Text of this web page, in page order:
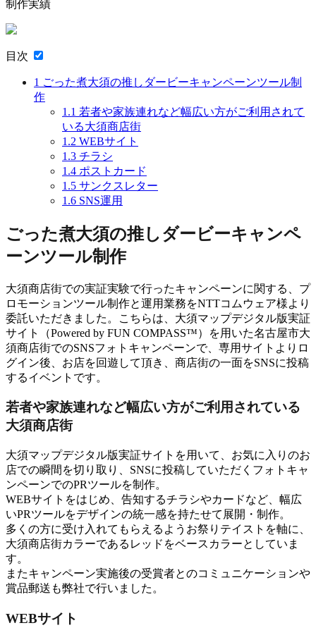
制作実績
目次
1 ごった煮大須の推しダービーキャンペーンツール制
作
1.1 若者や家族連れなど幅広い方がご利用されて
いる大須商店街
1.2 WEBサイト
1.3 チラシ
1.4 ポストカード
1.5 サンクスレター
1.6 SNS運用
ごった煮大須の推しダービーキャンペ
ーンツール制作
大須商店街での実証実験で行ったキャンペーンに関する、プ
ロモーションツール制作と運用業務をNTTコムウェア様より
委託いただきました。こちらは、大須マップデジタル版実証
サイト（Powered by FUN COMPASS™）を用いた名古屋市大
須商店街でのSNSフォトキャンペーンで、専用サイトよりロ
グイン後、お店を回遊して頂き、商店街の一面をSNSに投稿
するイベントです。
若者や家族連れなど幅広い方がご利用されている
大須商店街
大須マップデジタル版実証サイトを用いて、お気に入りのお
店での瞬間を切り取り、SNSに投稿していただくフォトキャ
ンペーンでのPRツールを制作。
WEBサイトをはじめ、告知するチラシやカードなど、幅広
いPRツールをデザインの統一感を持たせて展開・制作。
多くの方に受け入れてもらえるようお祭りテイストを軸に、
大須商店街カラーであるレッドをベースカラーとしていま
す。
またキャンペーン実施後の受賞者とのコミュニケーションや
賞品郵送も弊社で行いました。
WEBサイト